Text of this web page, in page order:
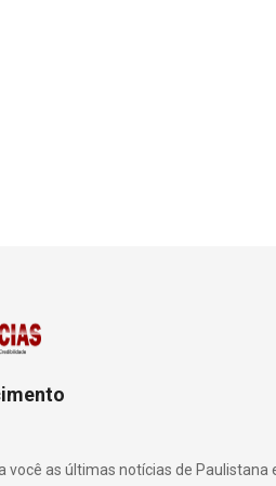
você as últimas notícias de Paulistana